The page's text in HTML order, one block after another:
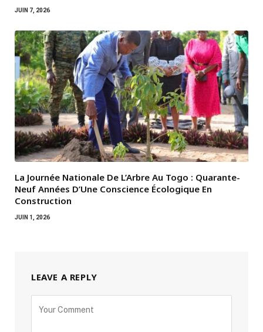
JUIN 7, 2026
La Journée Nationale De L’Arbre Au Togo : Quarante-
Neuf Années D’Une Conscience Écologique En
Construction
JUIN 1, 2026
LEAVE A REPLY